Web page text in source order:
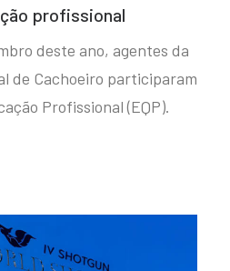
profissional
deste ano, agentes da
de Cachoeiro participaram
Profissional (EQP).